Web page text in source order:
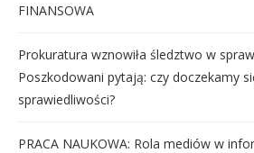
FINANSOWA
Prokuratura wznowiła śledztwo w
Poszkodowani pytają: czy doczekamy
sprawiedliwości?
PRACA NAUKOWA: Rola mediów w